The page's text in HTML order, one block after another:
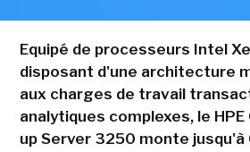
Equipé de processeurs Intel
disposant d'une architecture
aux charges de travail
analytiques complexes, le
up Server 3250 monte jusqu'à